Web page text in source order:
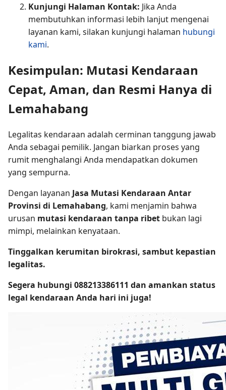
Kunjungi Halaman Kontak: Jika Anda
membutuhkan informasi lebih lanjut mengenai
layanan kami, silakan kunjungi halaman hubungi
kami.
Kesimpulan: Mutasi Kendaraan
Cepat, Aman, dan Resmi Hanya di
Lemahabang
Legalitas kendaraan adalah cerminan tanggung jawab
Anda sebagai pemilik. Jangan biarkan proses yang
rumit menghalangi Anda mendapatkan dokumen
yang sempurna.
Dengan layanan Jasa Mutasi Kendaraan Antar
Provinsi di Lemahabang, kami menjamin bahwa
urusan mutasi kendaraan tanpa ribet bukan lagi
mimpi, melainkan kenyataan.
Tinggalkan kerumitan birokrasi, sambut kepastian
legalitas.
Segera hubungi 088213386111 dan amankan status
legal kendaraan Anda hari ini juga!